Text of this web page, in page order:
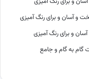
گام به گام و جامع